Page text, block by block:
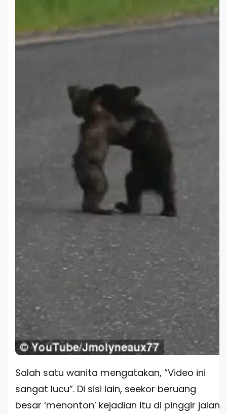
Salah satu wanita mengatakan, “Video ini
sangat lucu”. Di sisi lain, seekor beruang
besar ‘menonton’ kejadian itu di pinggir jalan.